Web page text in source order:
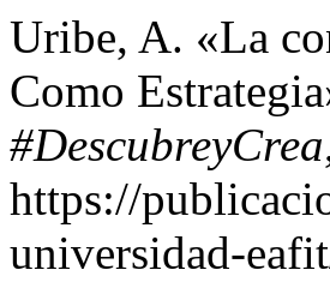
Uribe, A. «La
Como
#DescubreyCrea
https://
universidad-